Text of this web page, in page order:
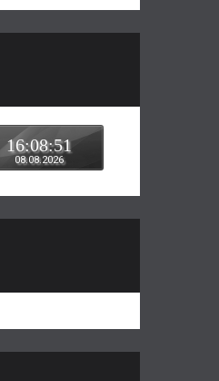
16:08:52
08.08.2026